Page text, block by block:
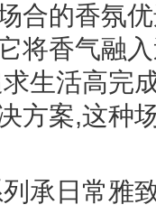
的香氛优
将香气融
生活高完
方案,这种
日常雅